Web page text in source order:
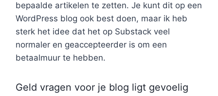
bepaalde artikelen te zetten. Je kunt dit op een
WordPress blog ook best doen, maar ik heb
sterk het idee dat het op Substack veel
normaler en geaccepteerder is om een
betaalmuur te hebben.
Geld vragen voor je blog ligt gevoelig